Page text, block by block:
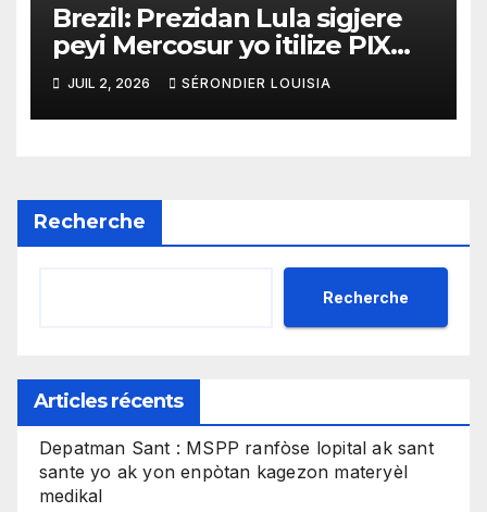
Brezil: Prezidan Lula sigjere
peyi Mercosur yo itilize PIX
kòm yon sistèm ekonomik
efikas pou fè tranzaksyon
gratis
JUIL 2, 2026 SÉRONDIER LOUISIA
Recherche
Recherche
Articles récents
Depatman Sant : MSPP ranfòse lopital ak sant
sante yo ak yon enpòtan kagezon materyèl
medikal